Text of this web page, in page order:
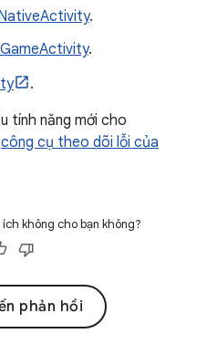
.
.
.
tính năng mới cho
công cụ theo dõi lỗi của
không cho bạn không?
phản hồi